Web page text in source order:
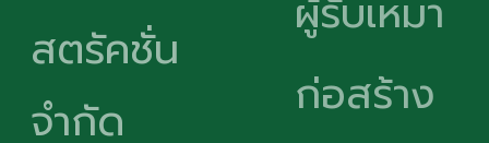
สตรัคชั่น
จำกัด
ผู้รับเหมา
ก่อสร้าง